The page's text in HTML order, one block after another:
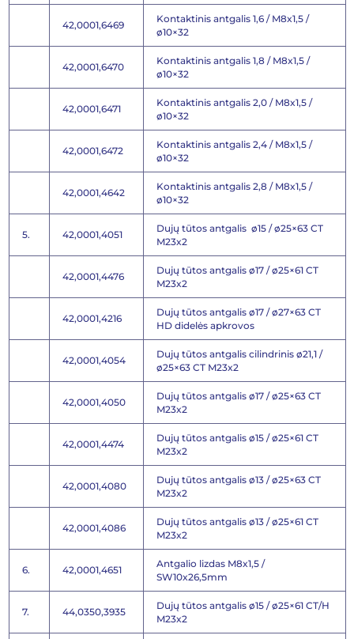
42,0001,6469
Kontaktinis antgalis 1,6 / M8x1,5 /
ø10×32
42,0001,6470
Kontaktinis antgalis 1,8 / M8x1,5 /
ø10×32
42,0001,6471
Kontaktinis antgalis 2,0 / M8x1,5 /
ø10×32
42,0001,6472
Kontaktinis antgalis 2,4 / M8x1,5 /
ø10×32
42,0001,4642
Kontaktinis antgalis 2,8 / M8x1,5 /
ø10×32
5. 42,0001,4051
Dujų tūtos antgalis ø15 / ø25×63 CT
M23x2
42,0001,4476
Dujų tūtos antgalis ø17 / ø25×61 CT
M23x2
42,0001,4216
Dujų tūtos antgalis ø17 / ø27×63 CT
HD didelės apkrovos
42,0001,4054
Dujų tūtos antgalis cilindrinis ø21,1 /
ø25×63 CT M23x2
42,0001,4050
Dujų tūtos antgalis ø17 / ø25×63 CT
M23x2
42,0001,4474
Dujų tūtos antgalis ø15 / ø25×61 CT
M23x2
42,0001,4080
Dujų tūtos antgalis ø13 / ø25×63 CT
M23x2
42,0001,4086
Dujų tūtos antgalis ø13 / ø25×61 CT
M23x2
6. 42,0001,4651
Antgalio lizdas M8x1,5 /
SW10x26,5mm
7. 44,0350,3935
Dujų tūtos antgalis ø15 / ø25×61 CT/H
M23x2